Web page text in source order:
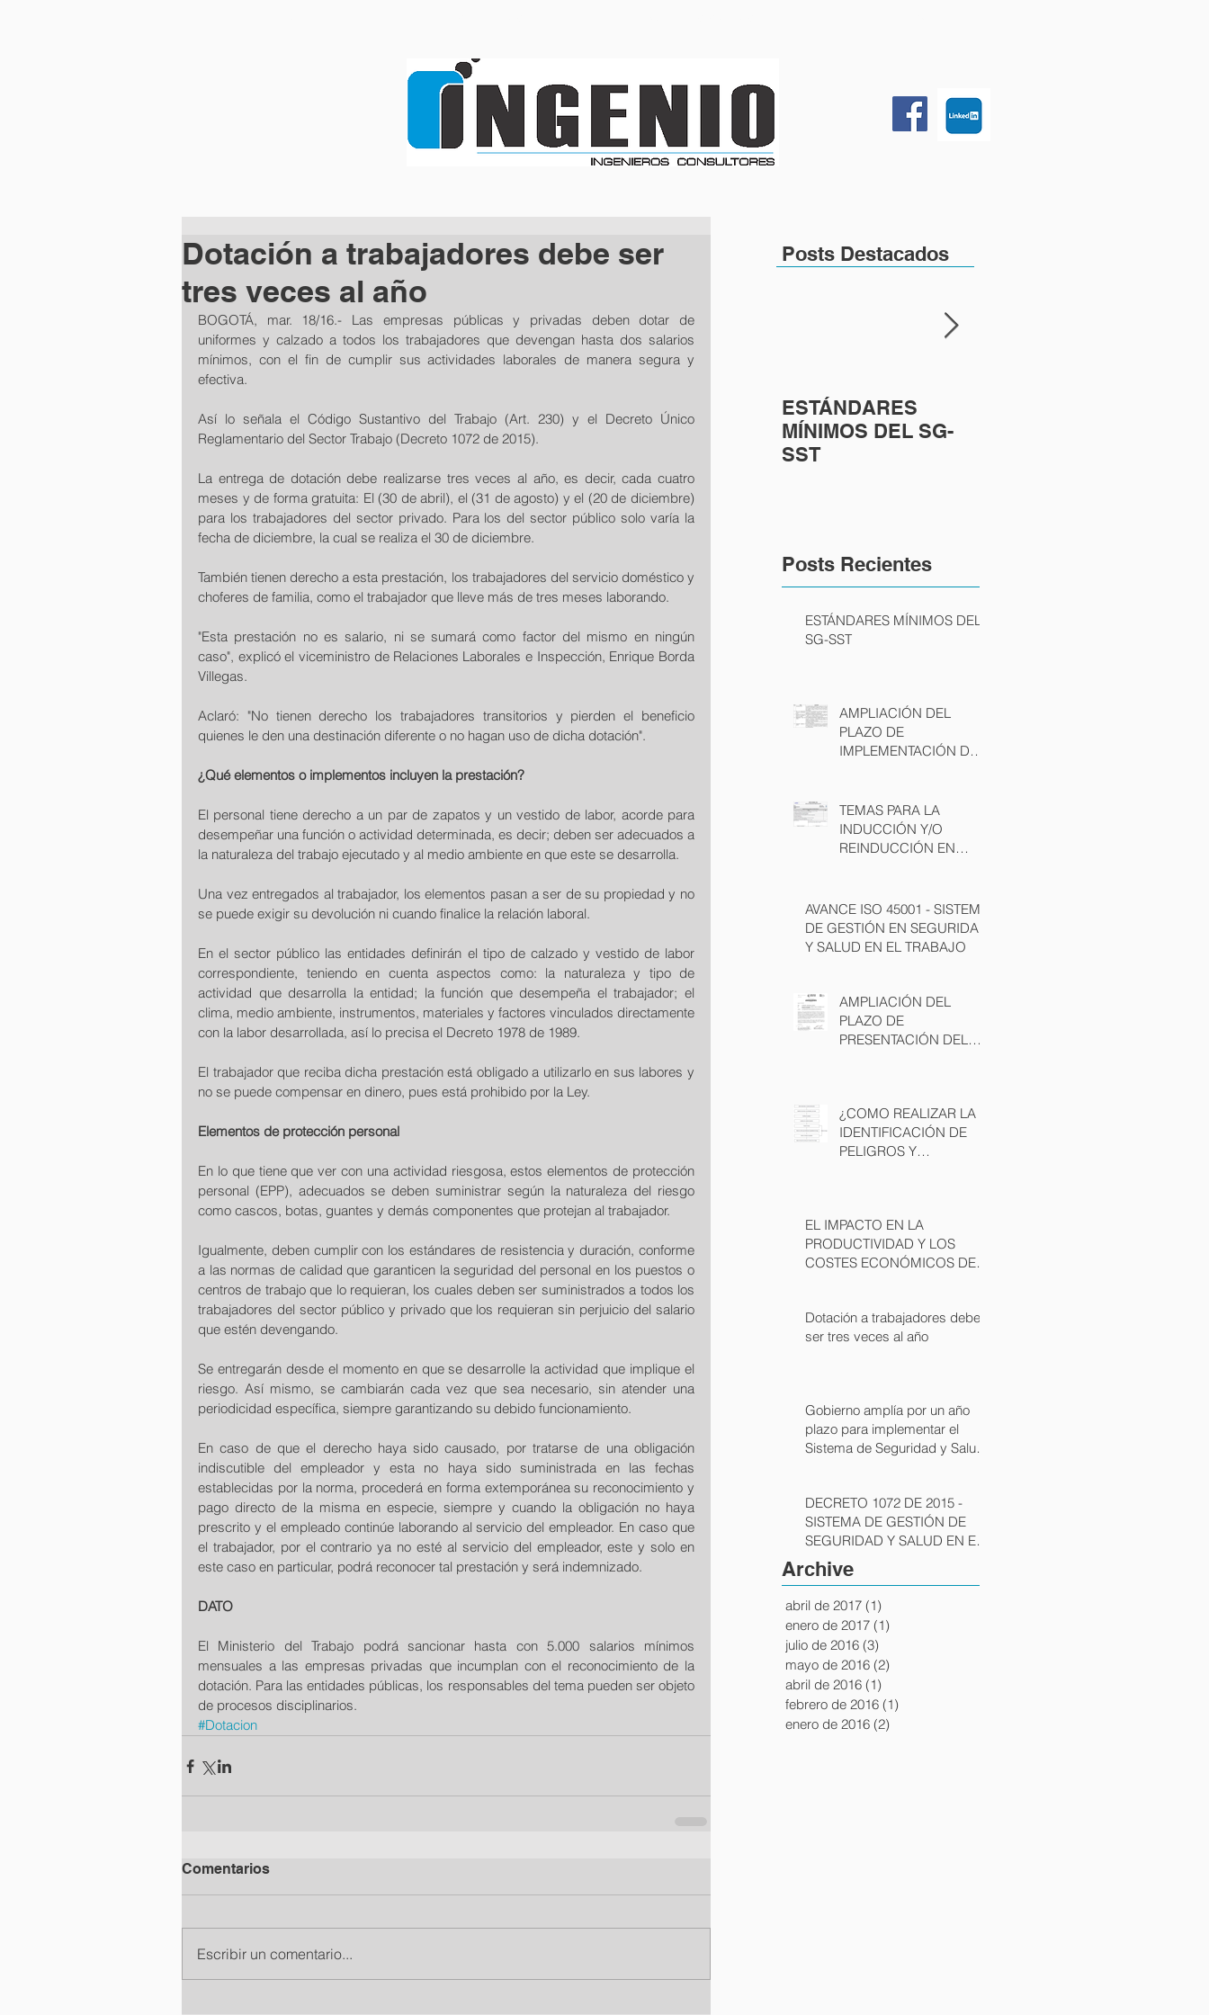
Dotación a trabajadores debe ser
tres veces al año
BOGOTÁ, mar. 18/16.- Las empresas públicas y privadas deben dotar de
uniformes y calzado a todos los trabajadores que devengan hasta dos salarios
mínimos, con el fin de cumplir sus actividades laborales de manera segura y
efectiva.
Así lo señala el Código Sustantivo del Trabajo (Art. 230) y el Decreto Único
Reglamentario del Sector Trabajo (Decreto 1072 de 2015).
La entrega de dotación debe realizarse tres veces al año, es decir, cada cuatro
meses y de forma gratuita: El (30 de abril), el (31 de agosto) y el (20 de diciembre)
para los trabajadores del sector privado. Para los del sector público solo varía la
fecha de diciembre, la cual se realiza el 30 de diciembre.
También tienen derecho a esta prestación, los trabajadores del servicio doméstico y
choferes de familia, como el trabajador que lleve más de tres meses laborando.
"Esta prestación no es salario, ni se sumará como factor del mismo en ningún
caso", explicó el viceministro de Relaciones Laborales e Inspección, Enrique Borda
Villegas.
Aclaró: "No tienen derecho los trabajadores transitorios y pierden el beneficio
quienes le den una destinación diferente o no hagan uso de dicha dotación".
¿Qué elementos o implementos incluyen la prestación?
El personal tiene derecho a un par de zapatos y un vestido de labor, acorde para
desempeñar una función o actividad determinada, es decir; deben ser adecuados a
la naturaleza del trabajo ejecutado y al medio ambiente en que este se desarrolla.
Una vez entregados al trabajador, los elementos pasan a ser de su propiedad y no
se puede exigir su devolución ni cuando finalice la relación laboral.
En el sector público las entidades definirán el tipo de calzado y vestido de labor
correspondiente, teniendo en cuenta aspectos como: la naturaleza y tipo de
actividad que desarrolla la entidad; la función que desempeña el trabajador; el
clima, medio ambiente, instrumentos, materiales y factores vinculados directamente
con la labor desarrollada, así lo precisa el Decreto 1978 de 1989.
El trabajador que reciba dicha prestación está obligado a utilizarlo en sus labores y
no se puede compensar en dinero, pues está prohibido por la Ley.
Elementos de protección personal
En lo que tiene que ver con una actividad riesgosa, estos elementos de protección
personal (EPP), adecuados se deben suministrar según la naturaleza del riesgo
como cascos, botas, guantes y demás componentes que protejan al trabajador.
Igualmente, deben cumplir con los estándares de resistencia y duración, conforme
a las normas de calidad que garanticen la seguridad del personal en los puestos o
centros de trabajo que lo requieran, los cuales deben ser suministrados a todos los
trabajadores del sector público y privado que los requieran sin perjuicio del salario
que estén devengando.
Se entregarán desde el momento en que se desarrolle la actividad que implique el
riesgo. Así mismo, se cambiarán cada vez que sea necesario, sin atender una
periodicidad específica, siempre garantizando su debido funcionamiento.
En caso de que el derecho haya sido causado, por tratarse de una obligación
indiscutible del empleador y esta no haya sido suministrada en las fechas
establecidas por la norma, procederá en forma extemporánea su reconocimiento y
pago directo de la misma en especie, siempre y cuando la obligación no haya
prescrito y el empleado continúe laborando al servicio del empleador. En caso que
el trabajador, por el contrario ya no esté al servicio del empleador, este y solo en
este caso en particular, podrá reconocer tal prestación y será indemnizado.
DATO
El Ministerio del Trabajo podrá sancionar hasta con 5.000 salarios mínimos
mensuales a las empresas privadas que incumplan con el reconocimiento de la
dotación. Para las entidades públicas, los responsables del tema pueden ser objeto
de procesos disciplinarios.
#Dotacion
Comentarios
Escribir un comentario...
Posts Destacados
ESTÁNDARES
MÍNIMOS DEL SG-
SST
Posts Recientes
ESTÁNDARES MÍNIMOS DEL
SG-SST
AMPLIACIÓN DEL
PLAZO DE
IMPLEMENTACIÓN DEL
TEMAS PARA LA
INDUCCIÓN Y/O
REINDUCCIÓN EN
AVANCE ISO 45001 - SISTEMA
DE GESTIÓN EN SEGURIDAD
Y SALUD EN EL TRABAJO
AMPLIACIÓN DEL
PLAZO DE
PRESENTACIÓN DEL
¿COMO REALIZAR LA
IDENTIFICACIÓN DE
PELIGROS Y
EL IMPACTO EN LA
PRODUCTIVIDAD Y LOS
COSTES ECONÓMICOS DEL
Dotación a trabajadores debe
ser tres veces al año
Gobierno amplía por un año
plazo para implementar el
Sistema de Seguridad y Salud
DECRETO 1072 DE 2015 -
SISTEMA DE GESTIÓN DE
SEGURIDAD Y SALUD EN EL
TRABAJO - SGSST
Archive
abril de 2017 (1)
enero de 2017 (1)
julio de 2016 (3)
mayo de 2016 (2)
abril de 2016 (1)
febrero de 2016 (1)
enero de 2016 (2)